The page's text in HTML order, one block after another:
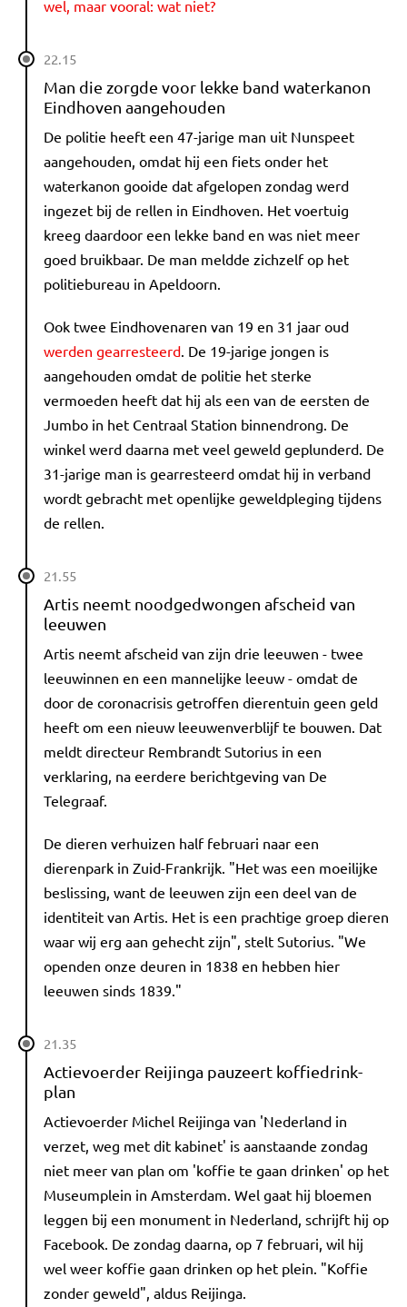
wel, maar vooral: wat niet?
22.15
Man die zorgde voor lekke band waterkanon
Eindhoven aangehouden
De politie heeft een 47-jarige man uit Nunspeet
aangehouden, omdat hij een fiets onder het
waterkanon gooide dat afgelopen zondag werd
ingezet bij de rellen in Eindhoven. Het voertuig
kreeg daardoor een lekke band en was niet meer
goed bruikbaar. De man meldde zichzelf op het
politiebureau in Apeldoorn.
Ook twee Eindhovenaren van 19 en 31 jaar oud
werden gearresteerd. De 19-jarige jongen is
aangehouden omdat de politie het sterke
vermoeden heeft dat hij als een van de eersten de
Jumbo in het Centraal Station binnendrong. De
winkel werd daarna met veel geweld geplunderd. De
31-jarige man is gearresteerd omdat hij in verband
wordt gebracht met openlijke geweldpleging tijdens
de rellen.
21.55
Artis neemt noodgedwongen afscheid van
leeuwen
Artis neemt afscheid van zijn drie leeuwen - twee
leeuwinnen en een mannelijke leeuw - omdat de
door de coronacrisis getroffen dierentuin geen geld
heeft om een nieuw leeuwenverblijf te bouwen. Dat
meldt directeur Rembrandt Sutorius in een
verklaring, na eerdere berichtgeving van De
Telegraaf.
De dieren verhuizen half februari naar een
dierenpark in Zuid-Frankrijk. "Het was een moeilijke
beslissing, want de leeuwen zijn een deel van de
identiteit van Artis. Het is een prachtige groep dieren
waar wij erg aan gehecht zijn", stelt Sutorius. "We
openden onze deuren in 1838 en hebben hier
leeuwen sinds 1839."
21.35
Actievoerder Reijinga pauzeert koffiedrink-
plan
Actievoerder Michel Reijinga van 'Nederland in
verzet, weg met dit kabinet' is aanstaande zondag
niet meer van plan om 'koffie te gaan drinken' op het
Museumplein in Amsterdam. Wel gaat hij bloemen
leggen bij een monument in Nederland, schrijft hij op
Facebook. De zondag daarna, op 7 februari, wil hij
wel weer koffie gaan drinken op het plein. "Koffie
zonder geweld", aldus Reijinga.